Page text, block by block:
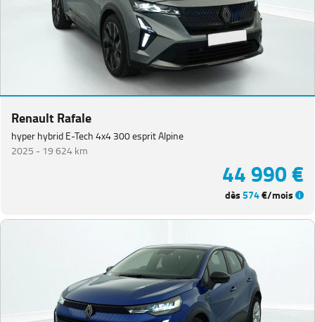
Renault Rafale
hyper hybrid E-Tech 4x4 300 esprit Alpine
2025 - 19 624 km
44 990 €
dès574€/mois